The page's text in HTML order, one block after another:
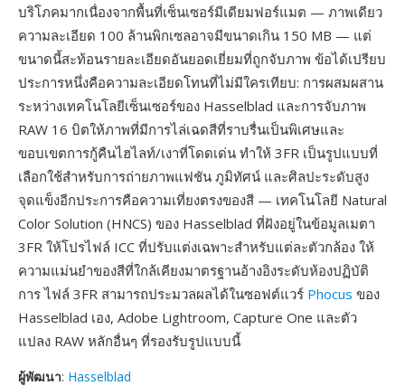
บริโภคมากเนื่องจากพื้นที่เซ็นเซอร์มีเดียมฟอร์แมต — ภาพเดียว
ความละเอียด 100 ล้านพิกเซลอาจมีขนาดเกิน 150 MB — แต่
ขนาดนี้สะท้อนรายละเอียดอันยอดเยี่ยมที่ถูกจับภาพ ข้อได้เปรียบ
ประการหนึ่งคือความละเอียดโทนที่ไม่มีใครเทียบ: การผสมผสาน
ระหว่างเทคโนโลยีเซ็นเซอร์ของ Hasselblad และการจับภาพ
RAW 16 บิตให้ภาพที่มีการไล่เฉดสีที่ราบรื่นเป็นพิเศษและ
ขอบเขตการกู้คืนไฮไลท์/เงาที่โดดเด่น ทำให้ 3FR เป็นรูปแบบที่
เลือกใช้สำหรับการถ่ายภาพแฟชัน ภูมิทัศน์ และศิลปะระดับสูง
จุดแข็งอีกประการคือความเที่ยงตรงของสี — เทคโนโลยี Natural
Color Solution (HNCS) ของ Hasselblad ที่ฝังอยู่ในข้อมูลเมตา
3FR ให้โปรไฟล์ ICC ที่ปรับแต่งเฉพาะสำหรับแต่ละตัวกล้อง ให้
ความแม่นยำของสีที่ใกล้เคียงมาตรฐานอ้างอิงระดับห้องปฏิบัติ
การ ไฟล์ 3FR สามารถประมวลผลได้ในซอฟต์แวร์ Phocus ของ
Hasselblad เอง, Adobe Lightroom, Capture One และตัว
แปลง RAW หลักอื่นๆ ที่รองรับรูปแบบนี้
ผู้พัฒนา: Hasselblad